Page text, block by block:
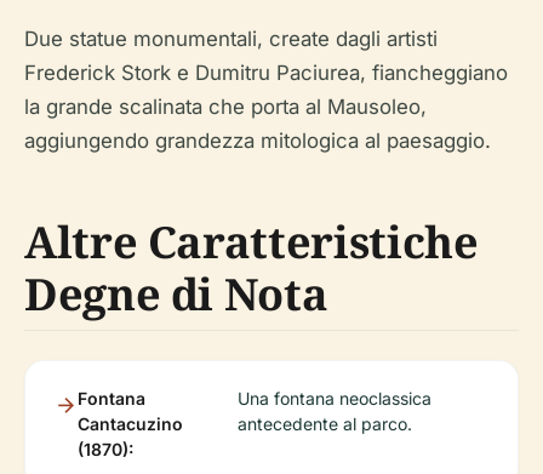
Due statue monumentali, create dagli artisti
Frederick Stork e Dumitru Paciurea, fiancheggiano
la grande scalinata che porta al Mausoleo,
aggiungendo grandezza mitologica al paesaggio.
Altre Caratteristiche
Degne di Nota
Fontana
Cantacuzino
(1870):
Una fontana neoclassica
antecedente al parco.